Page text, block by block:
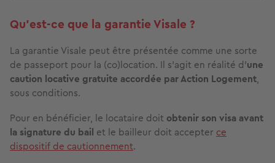
Qu’est-ce que la garantie Visale ?
La garantie Visale peut être présentée comme une sorte
de passeport pour la (co)location. Il s’agit en réalité d’une
caution locative gratuite accordée parAction Logement,
sous conditions.
Pour en bénéficier, le locataire doit obtenir son visa avant
la signature du bail et le bailleur doit accepter ce
dispositif de cautionnement.